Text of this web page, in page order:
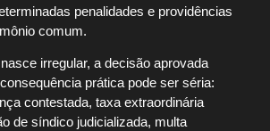
penalidades e providências
comum.
irregular, a decisão aprovada
prática pode ser séria:
contestada, taxa extraordinária
de síndico judicializada, multa